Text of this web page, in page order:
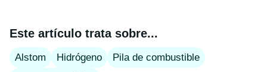
Este artículo trata sobre...
Alstom Hidrógeno
Pila de combustible